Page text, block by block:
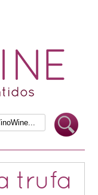
trufa